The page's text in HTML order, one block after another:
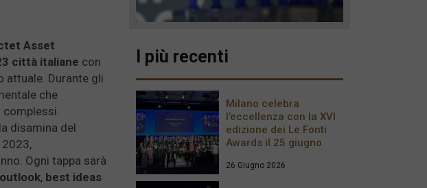
Asset
città italiane con
attuale. Durante gli
che
complessi.
disamina del
Ogni tappa sarà
, best ideas
I più recenti
Milano celebra
l’eccellenza con la XVI
edizione dei Le Fonti
Awards il 25 giugno
26 Giugno 2026